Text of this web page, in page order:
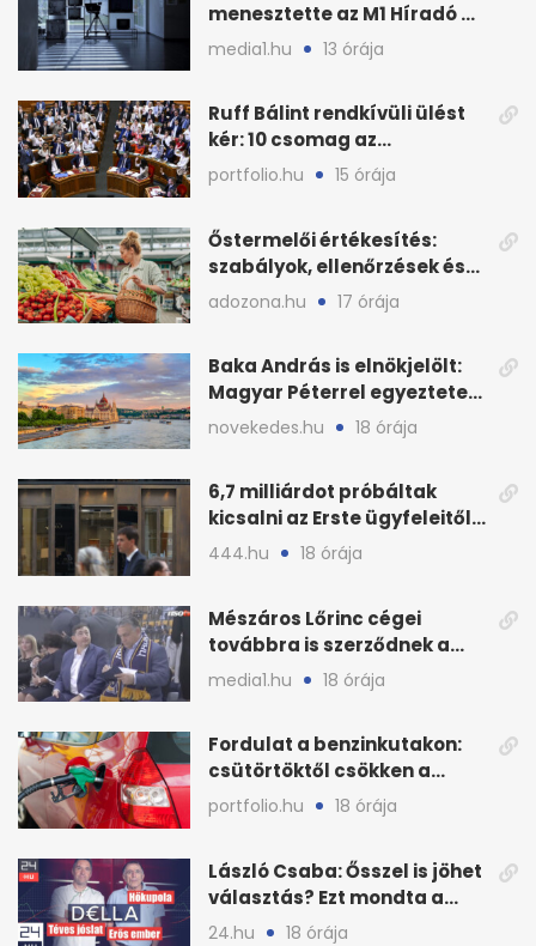
menesztette az M1 Híradó a
főszerkesztőt
media1.hu 13 órája
Ruff Bálint rendkívüli ülést
kér: 10 csomag az
Országgyűlés előtt
portfolio.hu 15 órája
Őstermelői értékesítés:
szabályok, ellenőrzések és
bírságok a nyáron
adozona.hu 17 órája
Baka András is elnökjelölt:
Magyar Péterrel egyeztetett
a Tisza Pártban
novekedes.hu 18 órája
6,7 milliárdot próbáltak
kicsalni az Erste ügyfeleitől
az első félévben
444.hu 18 órája
Mészáros Lőrinc cégei
továbbra is szerződnek a
közmédiával
media1.hu 18 órája
Fordulat a benzinkutakon:
csütörtöktől csökken a
benzin nagykerára
portfolio.hu 18 órája
László Csaba: Ősszel is jöhet
választás? Ezt mondta a
Dellában
24.hu 18 órája